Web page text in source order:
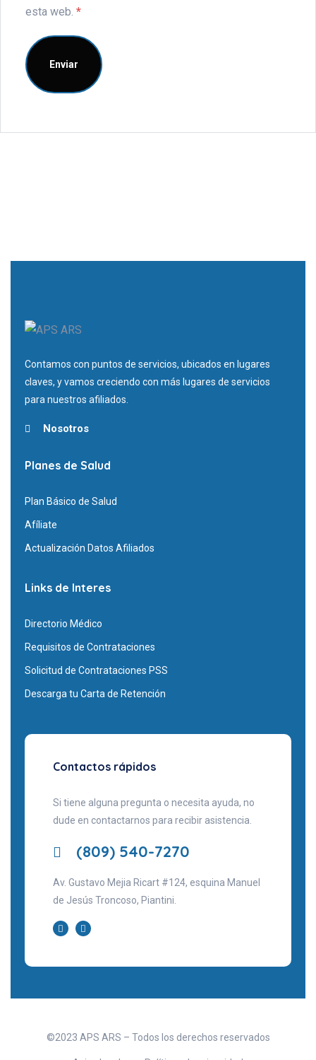
esta web. *
Contamos con puntos de servicios, ubicados en lugares
claves, y vamos creciendo con más lugares de servicios
para nuestros afiliados.
Nosotros
Planes de Salud
Plan Básico de Salud
Afíliate
Actualización Datos Afiliados
Links de Interes
Directorio Médico
Requisitos de Contrataciones
Solicitud de Contrataciones PSS
Descarga tu Carta de Retención
Contactos rápidos
Si tiene alguna pregunta o necesita ayuda, no
dude en contactarnos para recibir asistencia.
(809) 540-7270
Av. Gustavo Mejia Ricart #124, esquina Manuel
de Jesús Troncoso, Piantini.
©2023 APS ARS – Todos los derechos reservados